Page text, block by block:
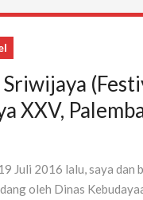
Sriwijaya
XXV,
Juli 2016 lalu, saya dan
oleh Dinas